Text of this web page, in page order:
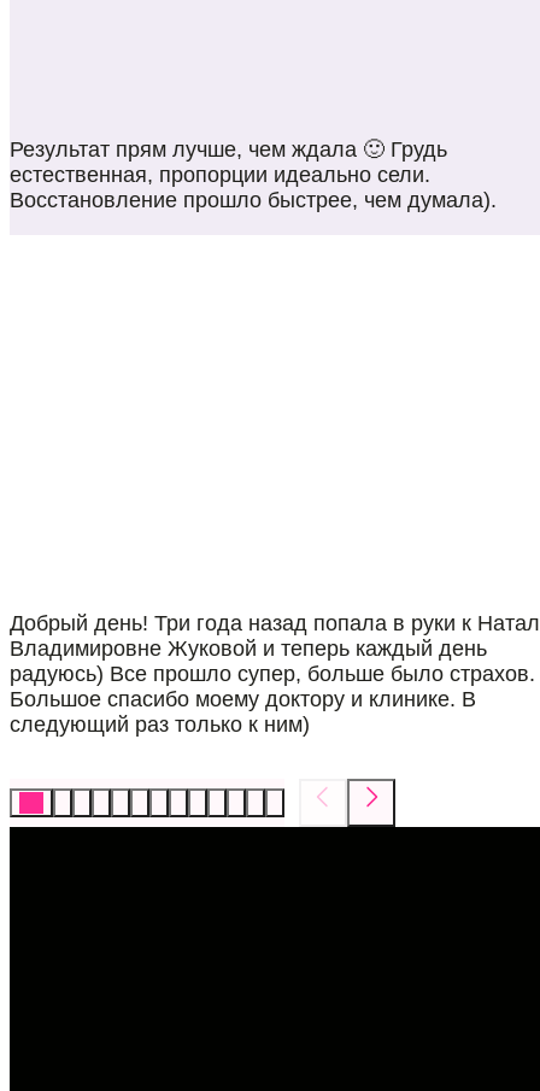
Результат прям лучше, чем ждала 🙂 Грудь
естественная, пропорции идеально сели.
Восстановление прошло быстрее, чем думала).
Добрый день! Три года назад попала в руки к
Владимировне Жуковой и теперь каждый день
радуюсь) Все прошло супер, больше было страхов.
Большое спасибо моему доктору и клинике. В
следующий раз только к ним)